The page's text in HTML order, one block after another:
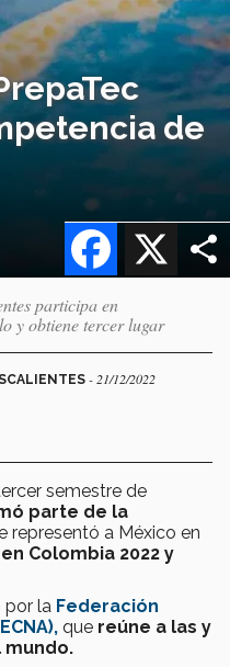
de
X
Facebook
participa en
y obtiene tercer lugar
- 21/12/2022
semestre de
parte de la
representó a México en
Colombia 2022 y
por la Federación
que reúne a las y
mundo.